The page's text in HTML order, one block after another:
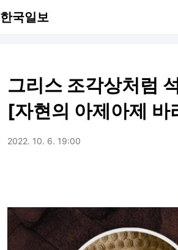
한국일보
그리스 조각상처럼
[자현의 아제아제 바
2022. 10. 6. 19:00